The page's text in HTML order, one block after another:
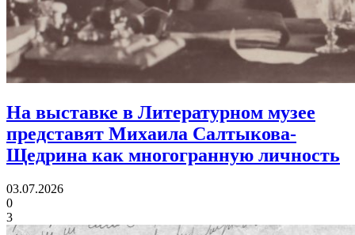
На выставке в Литературном музее
представят Михаила Салтыкова-
Щедрина как многогранную личность
03.07.2026
0
3